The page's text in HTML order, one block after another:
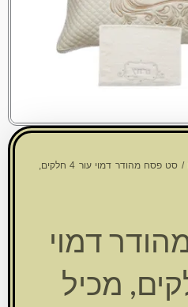
/ סט פסח מהודר דמוי עור 4 חלקים,
דמוי
חלקים, מכיל